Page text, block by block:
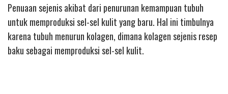
Penuaan sejenis akibat dari penurunan kemampuan tubuh
untuk memproduksi sel-sel kulit yang baru. Hal ini timbulnya
karena tubuh menurun kolagen, dimana kolagen sejenis resep
baku sebagai memproduksi sel-sel kulit.